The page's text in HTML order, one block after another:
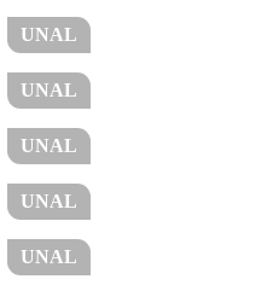
UNAL
UNAL
UNAL
UNAL
UNAL